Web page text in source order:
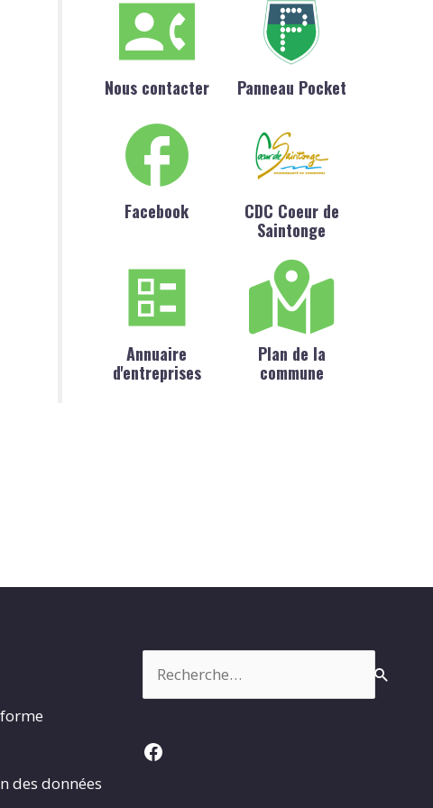
Nous contacter Panneau Pocket
Facebook
CDC Coeur de
Saintonge
Annuaire
d'entreprises
Plan de la
commune
des données
Facebook